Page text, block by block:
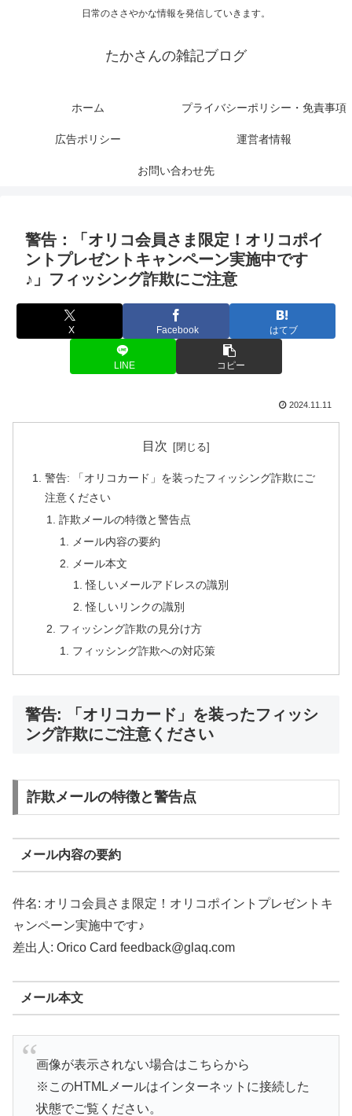
日常のささやかな情報を発信していきます。
たかさんの雑記ブログ
ホーム プライバシーポリシー・免責事項
広告ポリシー 運営者情報
お問い合わせ先
警告：「オリコ会員さま限定！オリコポイ
ントプレゼントキャンペーン実施中です
♪」フィッシング詐欺にご注意
X Facebook はてブ
LINE コピー
2024.11.11
目次
警告: 「オリコカード」を装ったフィッシング詐欺にご
注意ください
詐欺メールの特徴と警告点
メール内容の要約
メール本文
怪しいメールアドレスの識別
怪しいリンクの識別
フィッシング詐欺の見分け方
フィッシング詐欺への対応策
警告: 「オリコカード」を装ったフィッシ
ング詐欺にご注意ください
詐欺メールの特徴と警告点
メール内容の要約
件名: オリコ会員さま限定！オリコポイントプレゼントキ
ャンペーン実施中です♪
差出人: Orico Card feedback@glaq.com
メール本文
画像が表示されない場合はこちらから
※このHTMLメールはインターネットに接続した
状態でご覧ください。